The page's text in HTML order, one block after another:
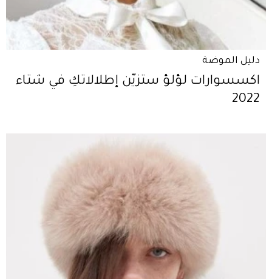
دليل الموضة
اكسسوارات لؤلؤ ستزيّن إطلالاتكِ في شتاء
2022